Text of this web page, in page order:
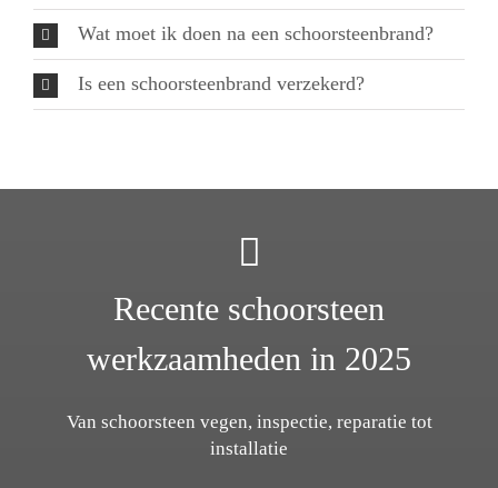
Wat moet ik doen na een schoorsteenbrand?
Is een schoorsteenbrand verzekerd?
Recente schoorsteen
werkzaamheden in 2025
Van schoorsteen vegen, inspectie, reparatie tot
installatie